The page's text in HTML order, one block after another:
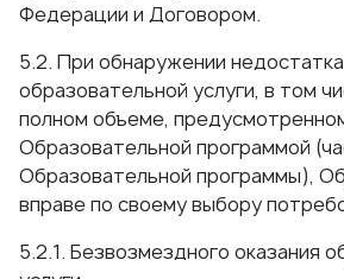
Федерации и Договором.
5.2. При обнаружении недостатка
образовательной услуги, в том
полном объеме,
Образовательной программой
Образовательной программы),
вправе по своему выбору
5.2.1. Безвозмездного оказания